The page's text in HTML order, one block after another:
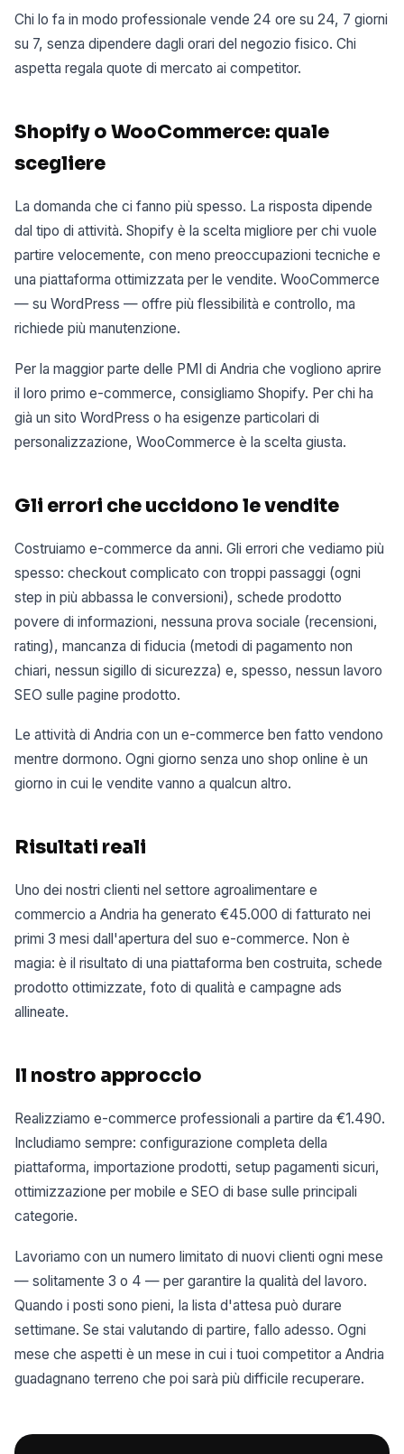
Chi lo fa in modo professionale vende 24 ore su 24, 7 giorni
su 7, senza dipendere dagli orari del negozio fisico. Chi
aspetta regala quote di mercato ai competitor.
Shopify o WooCommerce: quale
scegliere
La domanda che ci fanno più spesso. La risposta dipende
dal tipo di attività. Shopify è la scelta migliore per chi vuole
partire velocemente, con meno preoccupazioni tecniche e
una piattaforma ottimizzata per le vendite. WooCommerce
— su WordPress — offre più flessibilità e controllo, ma
richiede più manutenzione.
Per la maggior parte delle PMI di Andria che vogliono aprire
il loro primo e-commerce, consigliamo Shopify. Per chi ha
già un sito WordPress o ha esigenze particolari di
personalizzazione, WooCommerce è la scelta giusta.
Gli errori che uccidono le vendite
Costruiamo e-commerce da anni. Gli errori che vediamo più
spesso: checkout complicato con troppi passaggi (ogni
step in più abbassa le conversioni), schede prodotto
povere di informazioni, nessuna prova sociale (recensioni,
rating), mancanza di fiducia (metodi di pagamento non
chiari, nessun sigillo di sicurezza) e, spesso, nessun lavoro
SEO sulle pagine prodotto.
Le attività di Andria con un e-commerce ben fatto vendono
mentre dormono. Ogni giorno senza uno shop online è un
giorno in cui le vendite vanno a qualcun altro.
Risultati reali
Uno dei nostri clienti nel settore agroalimentare e
commercio a Andria ha generato €45.000 di fatturato nei
primi 3 mesi dall'apertura del suo e-commerce. Non è
magia: è il risultato di una piattaforma ben costruita, schede
prodotto ottimizzate, foto di qualità e campagne ads
allineate.
Il nostro approccio
Realizziamo e-commerce professionali a partire da €1.490.
Includiamo sempre: configurazione completa della
piattaforma, importazione prodotti, setup pagamenti sicuri,
ottimizzazione per mobile e SEO di base sulle principali
categorie.
Lavoriamo con un numero limitato di nuovi clienti ogni mese
— solitamente 3 o 4 — per garantire la qualità del lavoro.
Quando i posti sono pieni, la lista d'attesa può durare
settimane. Se stai valutando di partire, fallo adesso. Ogni
mese che aspetti è un mese in cui i tuoi competitor a Andria
guadagnano terreno che poi sarà più difficile recuperare.